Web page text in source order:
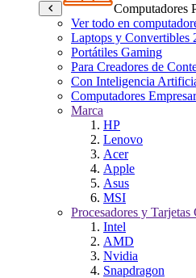
Computadores
Ver todo en
Laptops y Convertibles
Portátiles Gaming
Para Creadores de
Con Inteligencia
Computadores
Marca
HP
Lenovo
Acer
Apple
Asus
MSI
Procesadores y Tarjetas
Intel
AMD
Nvidia
Snapdragon